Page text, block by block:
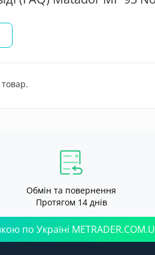
Обмін та повернення
Протягом 14 днів
по Україні